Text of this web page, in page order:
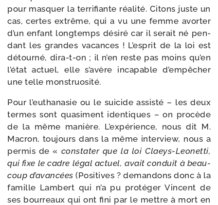
pour mas­quer la ter­ri­fiante réa­li­té. Citons juste un
cas, certes extrême, qui a vu une femme avor­ter
d’un enfant long­temps dési­ré car il serait né pen­
dant les grandes vacances ! L’esprit de la loi est
détour­né, dira-​t-​on ; il n’en reste pas moins qu’en
l’état actuel, elle s’avère inca­pable d’empêcher
une telle monstruosité.
Pour l’euthanasie ou le sui­cide assis­té – les deux
termes sont qua­si­ment iden­tiques – on pro­cède
de la même manière. L’expérience, nous dit M.
Macron, tou­jours dans la même inter­view, nous a
per­mis de « consta­ter que la loi Claeys-​Leonetti,
qui fixe le cadre légal actuel, avait conduit à beau­
coup d’avancées (Positives ? deman­dons donc à la
famille Lambert qui n’a pu pro­té­ger Vincent de
ses bour­reaux qui ont fini par le mettre à mort en